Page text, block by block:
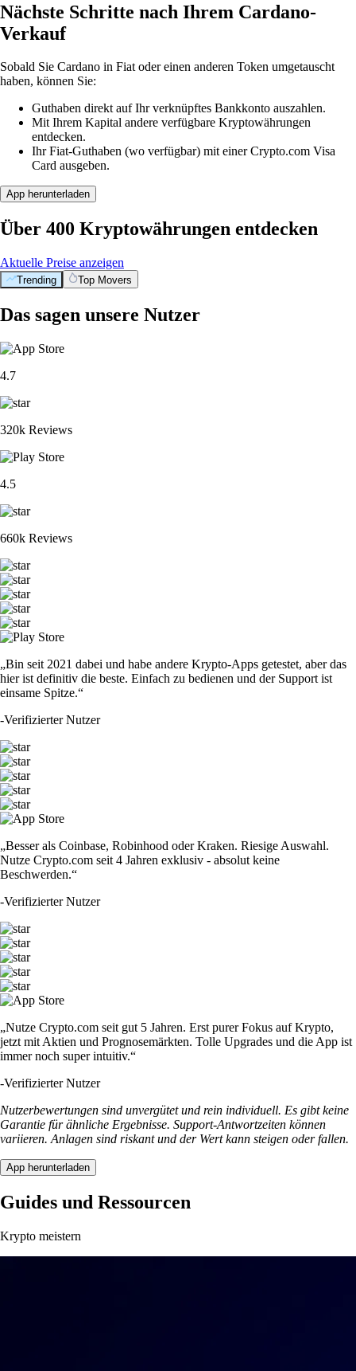
Nächste Schritte nach Ihrem Cardano-
Verkauf
Sobald Sie Cardano in Fiat oder einen anderen Token umgetauscht
haben, können Sie:
Guthaben direkt auf Ihr verknüpftes Bankkonto auszahlen.
Mit Ihrem Kapital andere verfügbare Kryptowährungen
entdecken.
Ihr Fiat-Guthaben (wo verfügbar) mit einer Crypto.com Visa
Card ausgeben.
App herunterladen
Über 400 Kryptowährungen entdecken
Aktuelle Preise anzeigen
Trending Top Movers
Das sagen unsere Nutzer
4.7
320k Reviews
4.5
660k Reviews
„Bin seit 2021 dabei und habe andere Krypto-Apps getestet, aber das
hier ist definitiv die beste. Einfach zu bedienen und der Support ist
einsame Spitze.“
-Verifizierter Nutzer
„Besser als Coinbase, Robinhood oder Kraken. Riesige Auswahl.
Nutze Crypto.com seit 4 Jahren exklusiv - absolut keine
Beschwerden.“
-Verifizierter Nutzer
„Nutze Crypto.com seit gut 5 Jahren. Erst purer Fokus auf Krypto,
jetzt mit Aktien und Prognosemärkten. Tolle Upgrades und die App ist
immer noch super intuitiv.“
-Verifizierter Nutzer
Nutzerbewertungen sind unvergütet und rein individuell. Es gibt keine
Garantie für ähnliche Ergebnisse. Support-Antwortzeiten können
variieren. Anlagen sind riskant und der Wert kann steigen oder fallen.
App herunterladen
Guides und Ressourcen
Krypto meistern